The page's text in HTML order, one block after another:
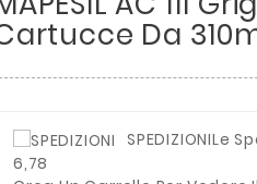
Da
SPEDIZIONILe
6,78